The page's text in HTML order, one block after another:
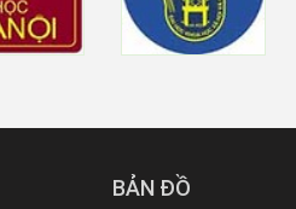
BẢN ĐỒ